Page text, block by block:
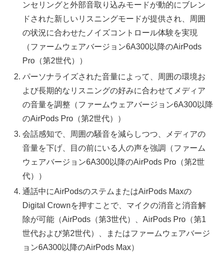
ンセリングと外部音取り込みモードが動的にブレン
ドされた新しいリスニングモードが提供され、周囲
の状況に合わせたノイズコントロール体験を実現
（ファームウェアバージョン6A300以降のAirPods
Pro（第2世代））
パーソナライズされた音量によって、周囲の環境お
よび長期的なリスニングの好みに合わせてメディア
の音量を調整（ファームウェアバージョン6A300以降
のAirPods Pro（第2世代））
会話感知で、周囲の騒音を減らしつつ、メディアの
音量を下げ、目の前にいる人の声を強調（ファーム
ウェアバージョン6A300以降のAirPods Pro（第2世
代））
通話中にAirPodsのステムまたはAirPods Maxの
Digital Crownを押すことで、マイクの消音と消音解
除が可能（AirPods（第3世代）、AirPods Pro（第1
世代および第2世代）、またはファームウェアバージ
ョン6A300以降のAirPods Max）